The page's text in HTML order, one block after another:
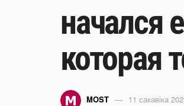
начался
которая
MOST 11 сакавіка